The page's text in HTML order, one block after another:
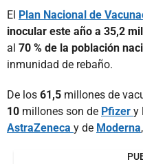
El Plan Nacional de
inocular este año a 35,2
al 70 % de la población
inmunidad de rebaño.
De los 61,5 millones de
10 millones son de Pfizer y
AstraZeneca y de Moderna